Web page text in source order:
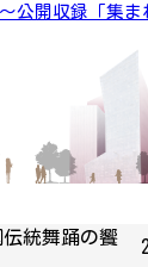
公開収録「集ま
統舞踊の饗